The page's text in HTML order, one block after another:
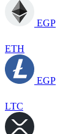
EGP
ETH
EGP
LTC